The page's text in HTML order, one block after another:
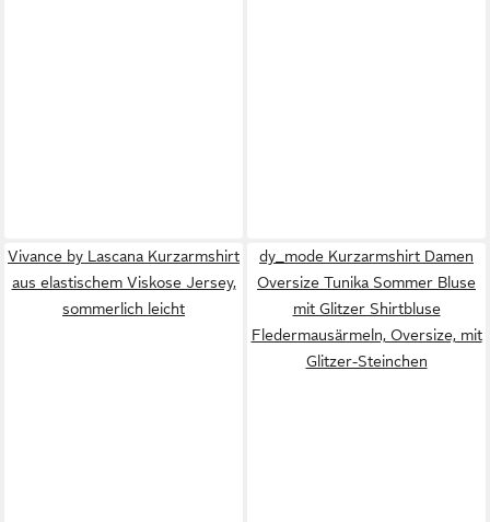
Vivance by Lascana Kurzarmshirt
aus elastischem Viskose Jersey,
sommerlich leicht
dy_mode Kurzarmshirt Damen
Oversize Tunika Sommer Bluse
mit Glitzer Shirtbluse
Fledermausärmeln, Oversize, mit
Glitzer-Steinchen